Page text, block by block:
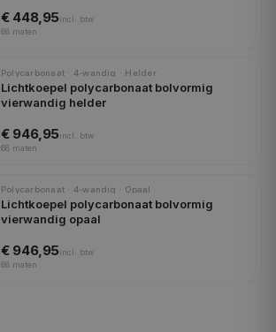
€ 448,95incl.
btw
68 maten
Polycarbonaat · 4-wandig · Helder
Lichtkoepel polycarbonaat bolvormig
vierwandig helder
€ 946,95incl.
btw
68 maten
Polycarbonaat · 4-wandig · Opaal
Lichtkoepel polycarbonaat bolvormig
vierwandig opaal
€ 946,95incl.
btw
68 maten